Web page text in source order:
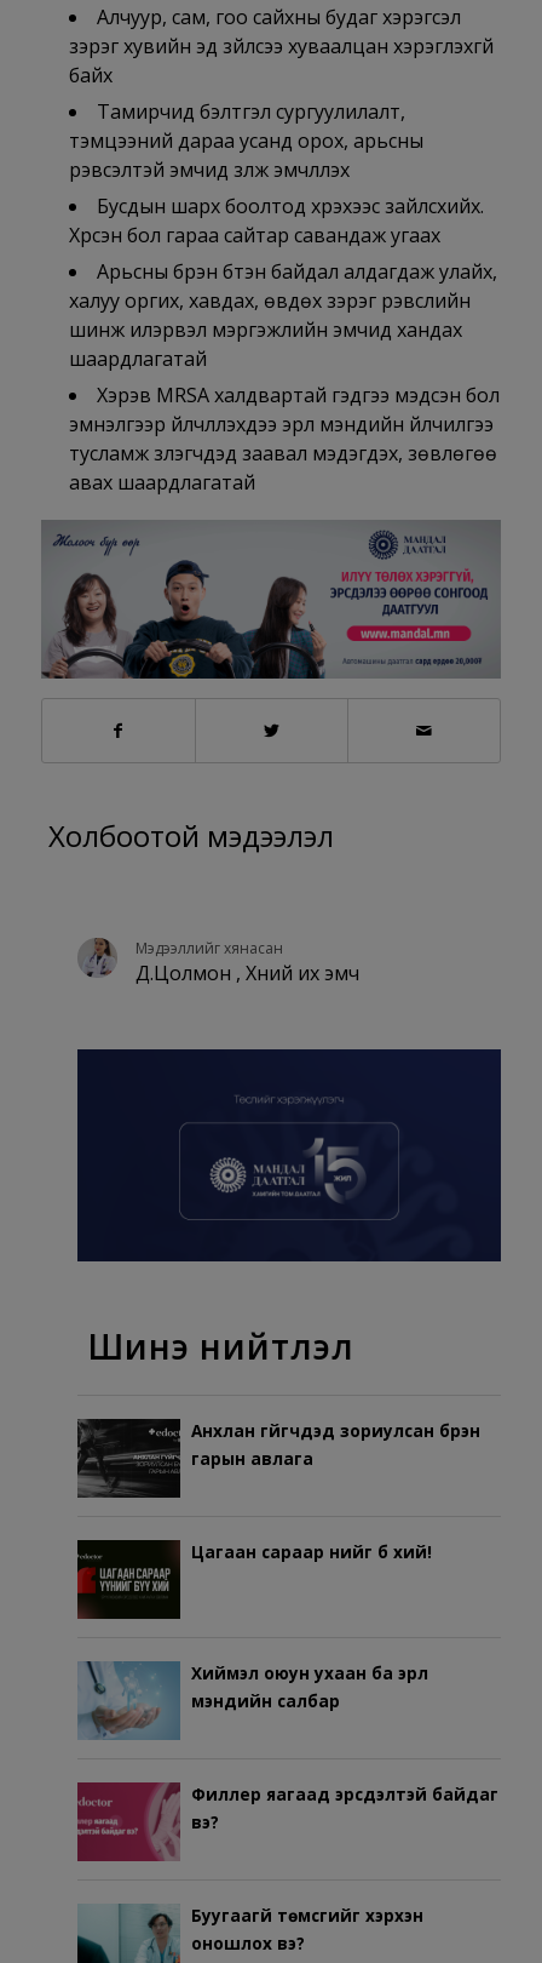
Алчуур, сам, гоо сайхны будаг хэрэгсэл
зэрэг хувийн эд зүйлсээ хуваалцан хэрэглэхгүй
байх
Тамирчид бэлтгэл сургуулилалт,
тэмцээний дараа усанд орох, арьсны
үрэвсэлтэй эмчид үзүүлж эмчлүүлэх
Бусдын шарх боолтод хүрэхээс зайлсхийх.
Хүрсэн бол гараа сайтар савандаж угаах
Арьсны бүрэн бүтэн байдал алдагдаж улайх,
халуу оргих, хавдах, өвдөх зэрэг үрэвслийн
шинж илэрвэл мэргэжлийн эмчид хандах
шаардлагатай
Хэрэв MRSA халдвартай гэдгээ мэдсэн бол
эмнэлгээр үйлчлүүлэхдээ эрүүл мэндийн үйлчилгээ
тусламж үзүүлэгчдэд заавал мэдэгдэх, зөвлөгөө
авах шаардлагатай
Холбоотой мэдээлэл
Мэдээллийг хянасан
Д.Цолмон , Хүний их эмч
Шинэ нийтлэл
Анхлан гүйгчдэд зориулсан бүрэн
гарын авлага
Цагаан сараар үүнийг бүү хий!
Хиймэл оюун ухаан ба эрүүл
мэндийн салбар
Филлер яагаад эрсдэлтэй байдаг
вэ?
Буугаагүй төмсгийг хэрхэн
оношлох вэ?